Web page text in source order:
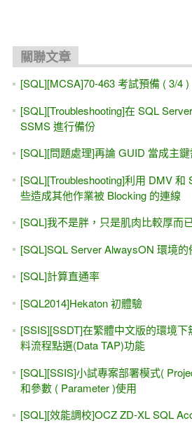
關聯文章
[SQL][MCSA]70-463 考試預備 ( 3/4 )
[SQL][Troubleshooting]在 SQL
SSMS 進行備份
[SQL][問題處理]再論 GUID 當成主
[SQL][Troubleshooting]利用 DMV 和
些造成其他作業被 Blocking 的連線
[SQL]我不是胖，只是肌肉比較厚而
[SQL]SQL Server AlwaysON 環境的
[SQL]計算直通率
[SQL2014]Hekaton 初體驗
[SSIS][SSDT]在繁體中文版的環境
料流程點選(Data TAP)功能
[SQL][SSIS]小試專案部署模式(
和參數 ( Parameter )使用
[SQL][效能調校]OCZ ZD-XL SQL